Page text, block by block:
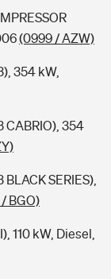
(0999 / AZW)
354 kW,
CABRIO), 354
SERIES),
BGO)
110 kW, Diesel,